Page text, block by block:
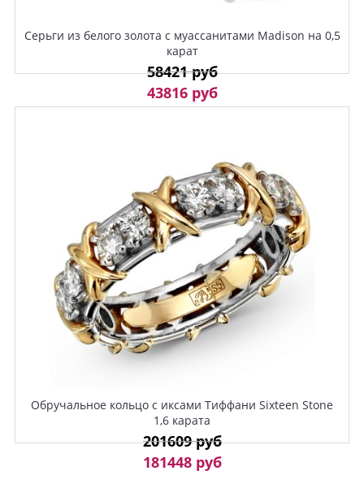
Серьги из белого золота с муассанитами Madison на 0,5
карат
58421 руб
43816 руб
Обручальное кольцо с иксами Тиффани Sixteen Stone
1,6 карата
201609 руб
181448 руб